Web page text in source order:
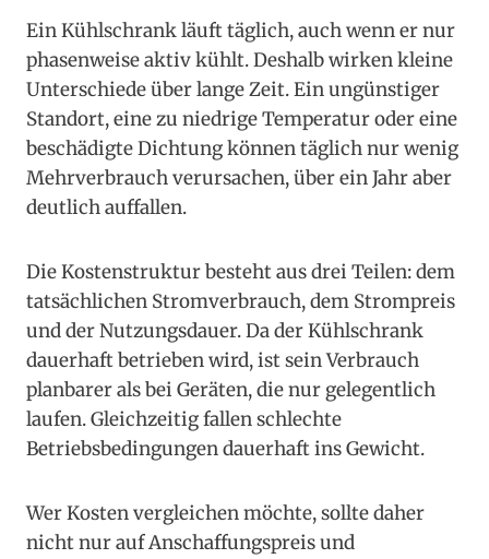
Ein Kühlschrank läuft täglich, auch wenn er nur
phasenweise aktiv kühlt. Deshalb wirken kleine
Unterschiede über lange Zeit. Ein ungünstiger
Standort, eine zu niedrige Temperatur oder eine
beschädigte Dichtung können täglich nur wenig
Mehrverbrauch verursachen, über ein Jahr aber
deutlich auffallen.
Die Kostenstruktur besteht aus drei Teilen: dem
tatsächlichen Stromverbrauch, dem Strompreis
und der Nutzungsdauer. Da der Kühlschrank
dauerhaft betrieben wird, ist sein Verbrauch
planbarer als bei Geräten, die nur gelegentlich
laufen. Gleichzeitig fallen schlechte
Betriebsbedingungen dauerhaft ins Gewicht.
Wer Kosten vergleichen möchte, sollte daher
nicht nur auf Anschaffungspreis und